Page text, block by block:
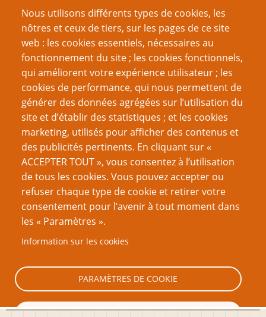
Nous utilisons différents types de cookies, les
nôtres et ceux de tiers, sur les pages de ce site
web : les cookies essentiels, nécessaires au
fonctionnement du site ; les cookies fonctionnels,
qui améliorent votre expérience utilisateur ; les
cookies de performance, qui nous permettent de
générer des données agrégées sur l’utilisation du
site et d’établir des statistiques ; et les cookies
marketing, utilisés pour afficher des contenus et
des publicités pertinents. En cliquant sur «
ACCEPTER TOUT », vous consentez à l’utilisation
de tous les cookies. Vous pouvez accepter ou
refuser chaque type de cookie et retirer votre
consentement pour l’avenir à tout moment dans
les « Paramètres ».
Information sur les cookies
PARAMÈTRES DE COOKIE
TOUT REFUSER
Règles : quel est votre premier point de contact ?
Parlons du système Gumshoe
Comment j’écris mes critiques de jeux
Les hantises du Dr House
Les Filles de l’Exil - personnages et incertitudes
Pagination
Page
précédente
‹‹ 6
Page
suivante
››
VOUS AIMEREZ AUSSI
Dossier Mausritter
Manifeste pour la table ouverte 2 : De quoi une table
ouverte a-t-elle besoin ?
Le Sophisme de la campagne